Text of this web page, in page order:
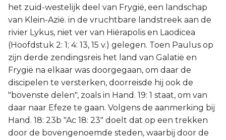
het zuid-westelijk deel van Frygië, een landschap
van Klein-Azië. in de vruchtbare landstreek aan de
rivier Lykus, niet ver van Hiërapolis en Laodicea
(Hoofdstuk 2: 1; 4: 13, 15 v.) gelegen. Toen Paulus op
zijn derde zendingsreis het land van Galatië en
Frygië na elkaar was doorgegaan, om daar de
discipelen te versterken, doorreisde hij ook de
"bovenste delen", zoals in Hand. 19: 1 staat, om van
daar naar Efeze te gaan. Volgens de aanmerking bij
Hand. 18: 23b "Ac 18: 23" doelt dat op een trekken
door de bovengenoemde steden, waarbij door de